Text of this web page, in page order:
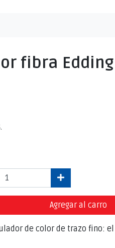
fibra Edding
Agregar al carro
de color de trazo fino: